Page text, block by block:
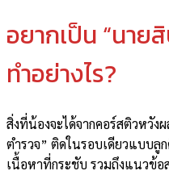
อยากเป็น “นาย
ทำอย่างไร?
สิ่งที่น้องจะได้จากคอร์สติวหวัง
ตำรวจ” ติดในรอบเดียวแบบ
เนื้อหาที่กระชับ รวมถึงแนวข้อ